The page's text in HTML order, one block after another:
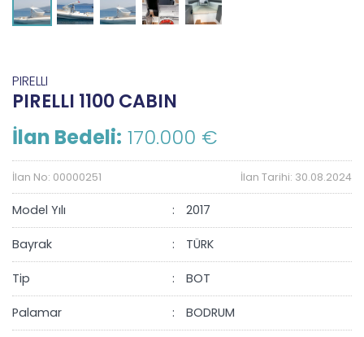
PIRELLI
PIRELLI 1100 CABIN
İlan Bedeli: 170.000 €
İlan No: 00000251 İlan Tarihi: 30.08.2024
Model Yılı 2017
Bayrak TÜRK
Tip BOT
Palamar BODRUM